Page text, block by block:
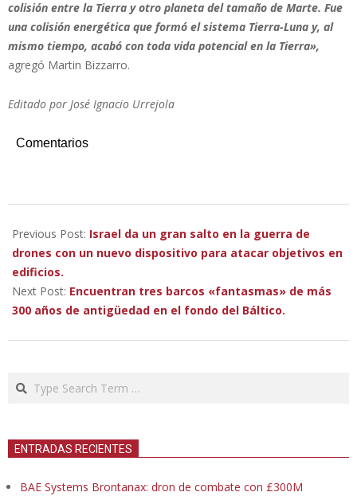
colisión entre la Tierra y otro planeta del tamaño de Marte. Fue
una colisión energética que formó el sistema Tierra-Luna y, al
mismo tiempo, acabó con toda vida potencial en la Tierra»,
agregó Martin Bizzarro.
Editado por José Ignacio Urrejola
Comentarios
11-
30
Previous Post: Israel da un gran salto en la guerra de
drones con un nuevo dispositivo para atacar objetivos en
edificios.
Next Post: Encuentran tres barcos «fantasmas» de más
300 años de antigüedad en el fondo del Báltico.
Search
ENTRADAS RECIENTES
BAE Systems Brontanax: dron de combate con £300M